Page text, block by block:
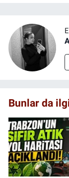
Bunlar da